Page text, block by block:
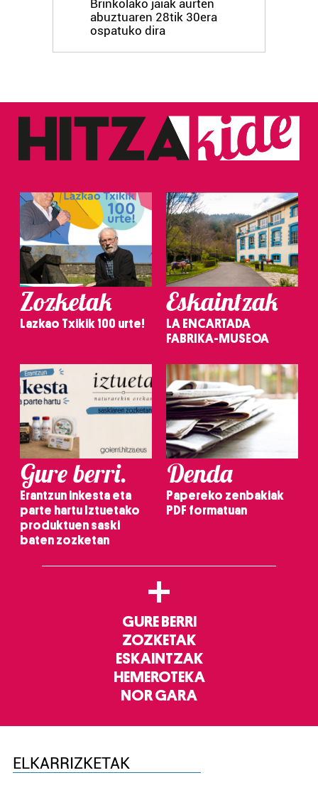
Brinkolako jaiak aurten
abuztuaren 28tik 30era
ospatuko dira
Zozketak
Lazkao Txikik 100 urte!
Eskaintzak
LA ENCARTADA
FABRIKA-MUSEOA
Gure berri.
Erantzun inkesta eta
parte hartu Iztuetako
produktuen saski
baten zozketan
Denda
Papereko zenbakiak
PDF formatuan
+
GURE BERRI
ZOZKETAK
ESKAINTZAK
HEMEROTEKA
NOR GARA
ELKARRIZKETAK